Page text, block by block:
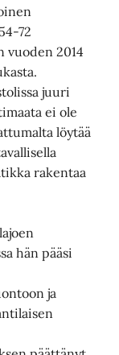
72
vuoden 2014
juuri
ei ole
löytää
rakentaa
hän pääsi
ja